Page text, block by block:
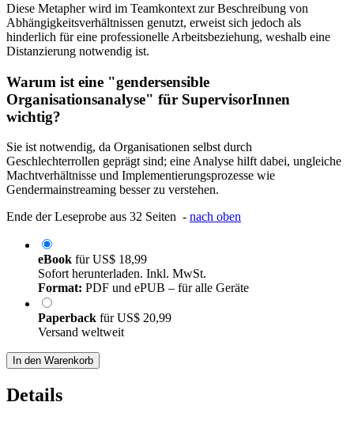
Diese Metapher wird im Teamkontext zur Beschreibung von
Abhängigkeitsverhältnissen genutzt, erweist sich jedoch als
hinderlich für eine professionelle Arbeitsbeziehung, weshalb eine
Distanzierung notwendig ist.
Warum ist eine "gendersensible
Organisationsanalyse" für SupervisorInnen
wichtig?
Sie ist notwendig, da Organisationen selbst durch
Geschlechterrollen geprägt sind; eine Analyse hilft dabei, ungleiche
Machtverhältnisse und Implementierungsprozesse wie
Gendermainstreaming besser zu verstehen.
Ende der Leseprobe aus 32 Seiten - nach oben
eBook fürUS$ 18,99
Sofort herunterladen. Inkl. MwSt.
Format: PDF und ePUB – für alle Geräte
Paperback fürUS$ 20,99
Versand weltweit
In den Warenkorb
Details